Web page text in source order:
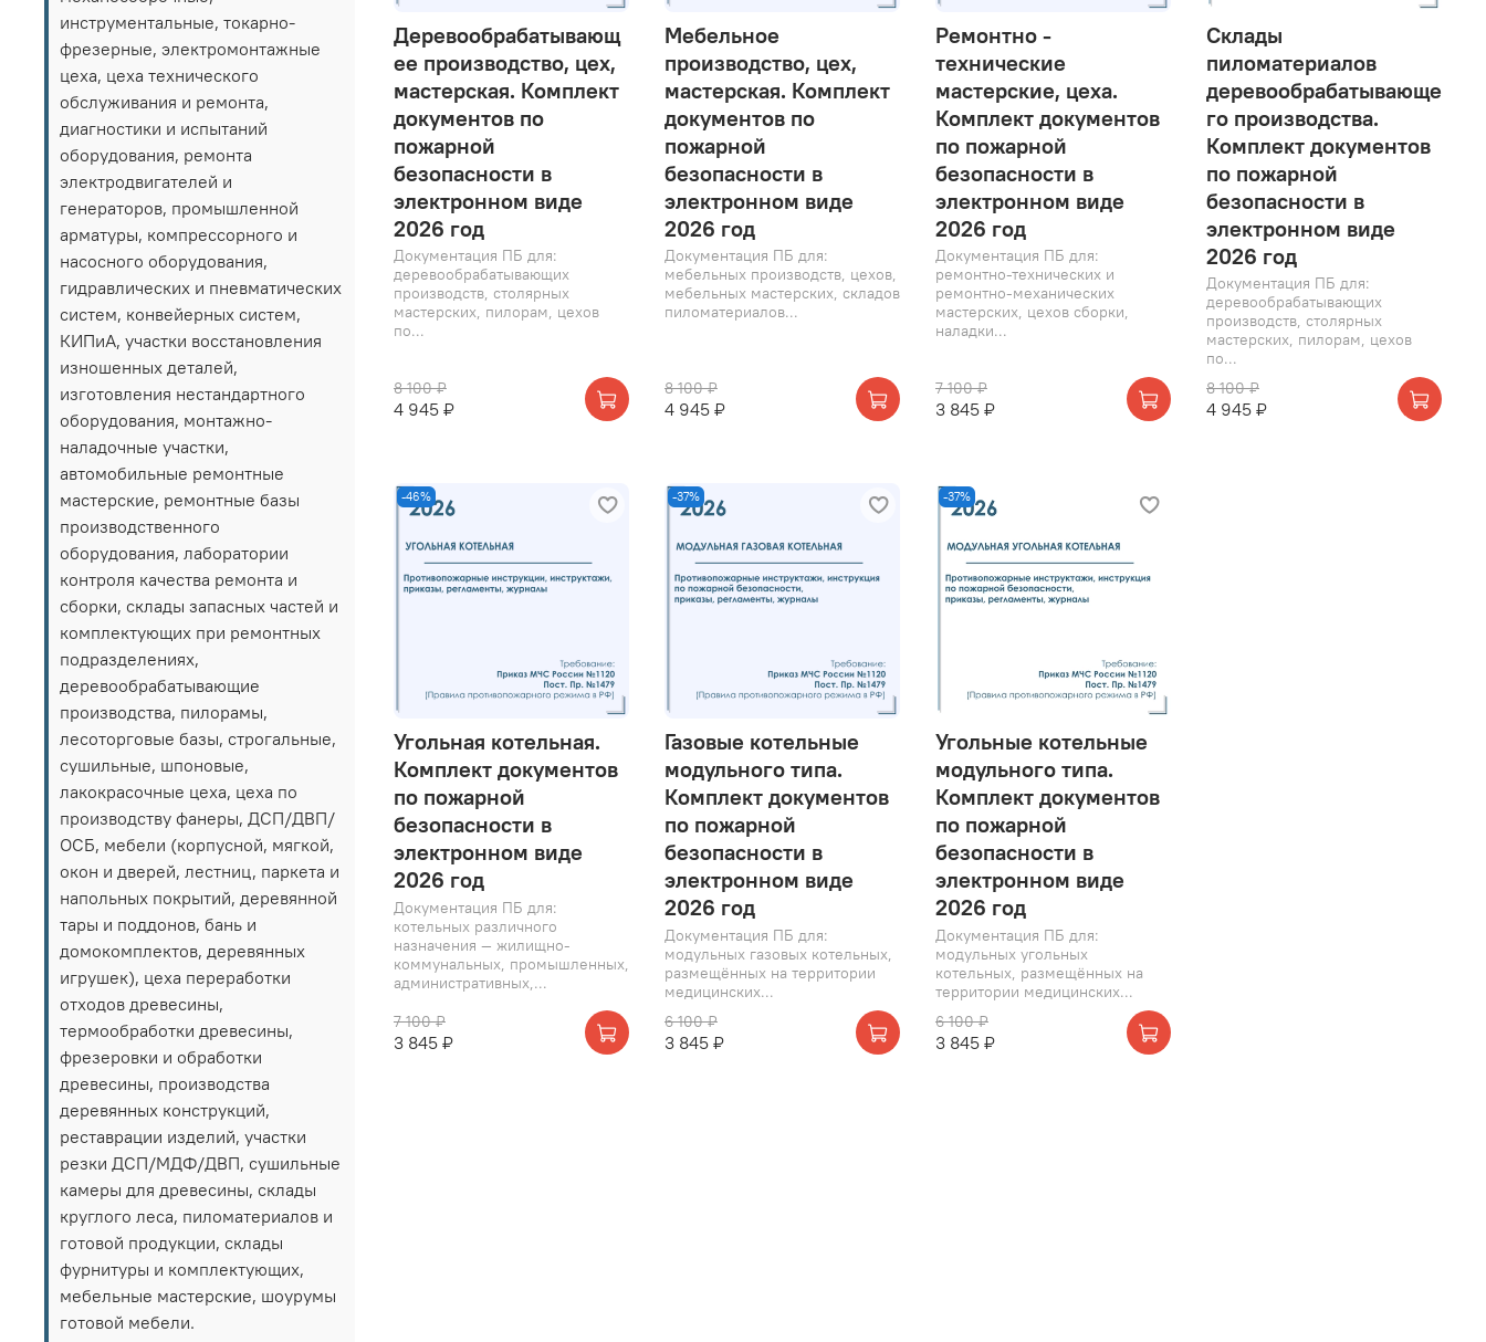
Деревообрабатывающ
ее производство, цех,
мастерская. Комплект
документов по
пожарной
безопасности в
электронном виде
2026 год
Документация ПБ для:
деревообрабатывающих
производств, столярных
мастерских, пилорам, цехов
по...
8 100 ₽
4 945 ₽
Мебельное
производство, цех,
мастерская. Комплект
документов по
пожарной
безопасности в
электронном виде
2026 год
Документация ПБ для:
мебельных производств, цехов,
мебельных мастерских, складов
пиломатериалов...
8 100 ₽
4 945 ₽
Ремонтно -
технические
мастерские, цеха.
Комплект документов
по пожарной
безопасности в
электронном виде
2026 год
Документация ПБ для:
ремонтно-технических и
ремонтно-механических
мастерских, цехов сборки,
наладки...
7 100 ₽
3 845 ₽
Склады
пиломатериалов
деревообрабатывающе
го производства.
Комплект документов
по пожарной
безопасности в
электронном виде
2026 год
Документация ПБ для:
деревообрабатывающих
производств, столярных
мастерских, пилорам, цехов
по...
8 100 ₽
4 945 ₽
-46%
Угольная котельная.
Комплект документов
по пожарной
безопасности в
электронном виде
2026 год
Документация ПБ для:
котельных различного
назначения — жилищно-
коммунальных, промышленных,
административных,...
7 100 ₽
3 845 ₽
-37%
Газовые котельные
модульного типа.
Комплект документов
по пожарной
безопасности в
электронном виде
2026 год
Документация ПБ для:
модульных газовых котельных,
размещённых на территории
медицинских...
6 100 ₽
3 845 ₽
-37%
Угольные котельные
модульного типа.
Комплект документов
по пожарной
безопасности в
электронном виде
2026 год
Документация ПБ для:
модульных угольных
котельных, размещённых на
территории медицинских...
6 100 ₽
3 845 ₽
инструментальные, токарно-
фрезерные, электромонтажные
цеха, цеха технического
обслуживания и ремонта,
диагностики и испытаний
оборудования, ремонта
электродвигателей и
генераторов, промышленной
арматуры, компрессорного и
насосного оборудования,
гидравлических и пневматических
систем, конвейерных систем,
КИПиА, участки восстановления
изношенных деталей,
изготовления нестандартного
оборудования, монтажно-
наладочные участки,
автомобильные ремонтные
мастерские, ремонтные базы
производственного
оборудования, лаборатории
контроля качества ремонта и
сборки, склады запасных частей и
комплектующих при ремонтных
подразделениях,
деревообрабатывающие
производства, пилорамы,
лесоторговые базы, строгальные,
сушильные, шпоновые,
лакокрасочные цеха, цеха по
производству фанеры, ДСП/ДВП/
ОСБ, мебели (корпусной, мягкой,
окон и дверей, лестниц, паркета и
напольных покрытий, деревянной
тары и поддонов, бань и
домокомплектов, деревянных
игрушек), цеха переработки
отходов древесины,
термообработки древесины,
фрезеровки и обработки
древесины, производства
деревянных конструкций,
реставрации изделий, участки
резки ДСП/МДФ/ДВП, сушильные
камеры для древесины, склады
круглого леса, пиломатериалов и
готовой продукции, склады
фурнитуры и комплектующих,
мебельные мастерские, шоурумы
готовой мебели.